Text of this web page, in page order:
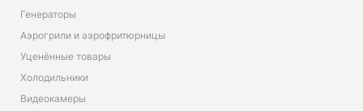
Генераторы
Аэрогрили и аэрофритюрницы
Уценённые товары
Холодильники
Видеокамеры